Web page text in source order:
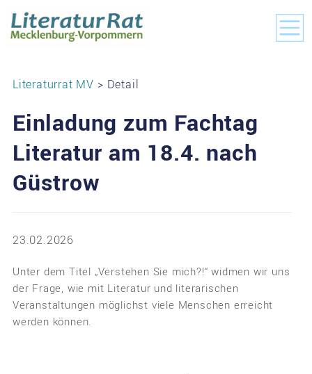
Literaturrat MV > Detail
Einladung zum Fachtag
Literatur am 18.4. nach
Güstrow
23.02.2026
Unter dem Titel „Verstehen Sie mich?!“ widmen wir uns
der Frage, wie mit Literatur und literarischen
Veranstaltungen möglichst viele Menschen erreicht
werden können.